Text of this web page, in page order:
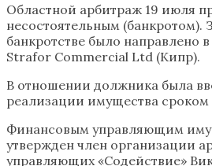
Областной арбитраж 19 июля
несостоятельным (банкротом).
банкротстве было направлено
Strafor Commercial Ltd (Кипр).
В отношении должника была
реализации имущества сроком
Финансовым управляющим
утвержден член организации
управляющих «Содействие»